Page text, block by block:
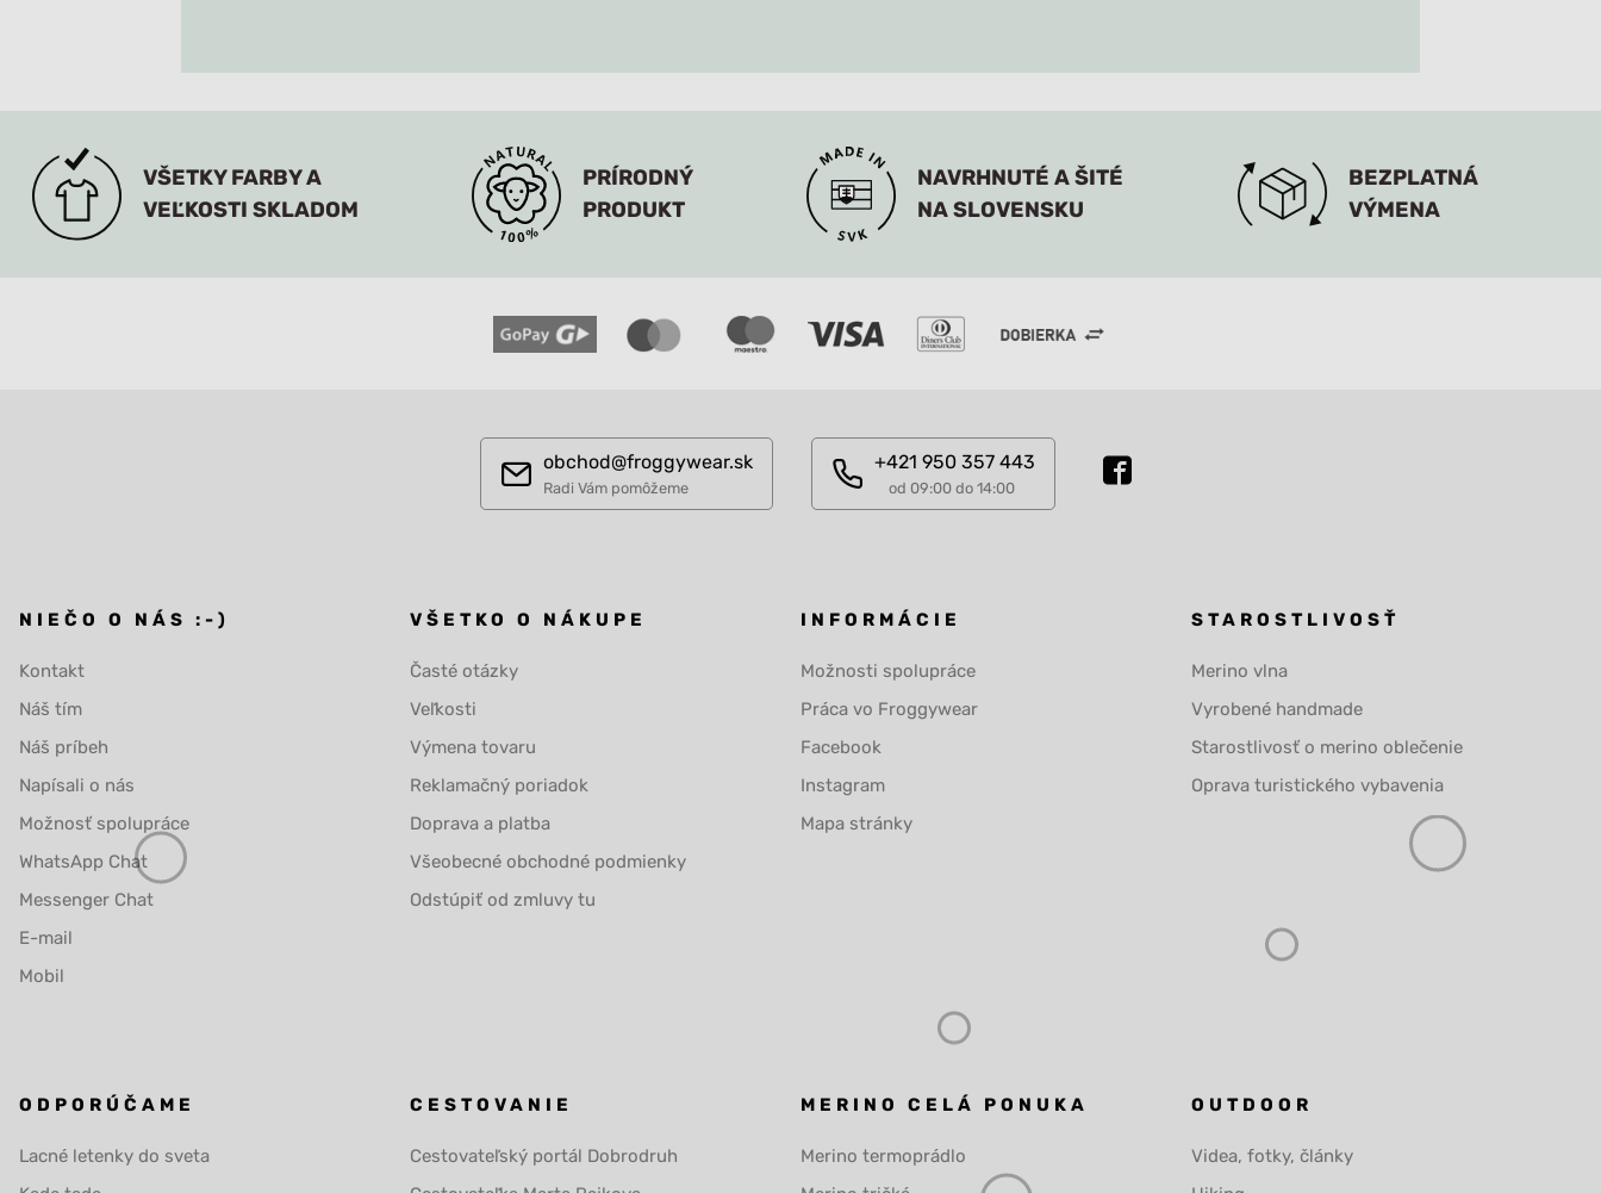
VŠETKY FARBY A
VEĽKOSTI SKLADOM
PRÍRODNÝ
PRODUKT
NAVRHNUTÉ A ŠITÉ
NA SLOVENSKU
BEZPLATNÁ
VÝMENA
obchod@froggywear.sk
Radi Vám pomôžeme
+421 950 357 443
od 09:00 do 14:00
NIEČO O NÁS :-)
Kontakt
Náš tím
Náš príbeh
Napísali o nás
Možnosť spolupráce
WhatsApp Chat
Messenger Chat
E-mail
Mobil
VŠETKO O NÁKUPE
Časté otázky
Veľkosti
Výmena tovaru
Reklamačný poriadok
Doprava a platba
Všeobecné obchodné podmienky
Odstúpiť od zmluvy tu
INFORMÁCIE
Možnosti spolupráce
Práca vo Froggywear
Facebook
Instagram
Mapa stránky
STAROSTLIVOSŤ
Merino vlna
Vyrobené handmade
Starostlivosť o merino oblečenie
Oprava turistického vybavenia
ODPORÚČAME
Lacné letenky do sveta
CESTOVANIE
Cestovateľský portál Dobrodruh
MERINO CELÁ PONUKA
Merino termoprádlo
OUTDOOR
Videa, fotky, články